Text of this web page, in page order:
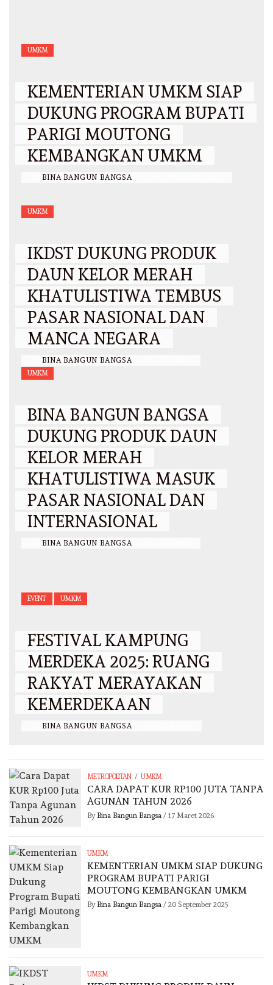
UMKM
KEMENTERIAN UMKM SIAP
DUKUNG PROGRAM BUPATI
PARIGI MOUTONG
KEMBANGKAN UMKM
BINA BANGUN BANGSA
UMKM
IKDST DUKUNG PRODUK
DAUN KELOR MERAH
KHATULISTIWA TEMBUS
PASAR NASIONAL DAN
MANCA NEGARA
BINA BANGUN BANGSA
UMKM
BINA BANGUN BANGSA
DUKUNG PRODUK DAUN
KELOR MERAH
KHATULISTIWA MASUK
PASAR NASIONAL DAN
INTERNASIONAL
BINA BANGUN BANGSA
EVENT UMKM
FESTIVAL KAMPUNG
MERDEKA 2025: RUANG
RAKYAT MERAYAKAN
KEMERDEKAAN
BINA BANGUN BANGSA
METROPOLITAN / UMKM
CARA DAPAT KUR RP100 JUTA TANPA
AGUNAN TAHUN 2026
By Bina Bangun Bangsa/ 17 Maret 2026
UMKM
KEMENTERIAN UMKM SIAP DUKUNG
PROGRAM BUPATI PARIGI
MOUTONG KEMBANGKAN UMKM
By Bina Bangun Bangsa/ 20 September 2025
UMKM